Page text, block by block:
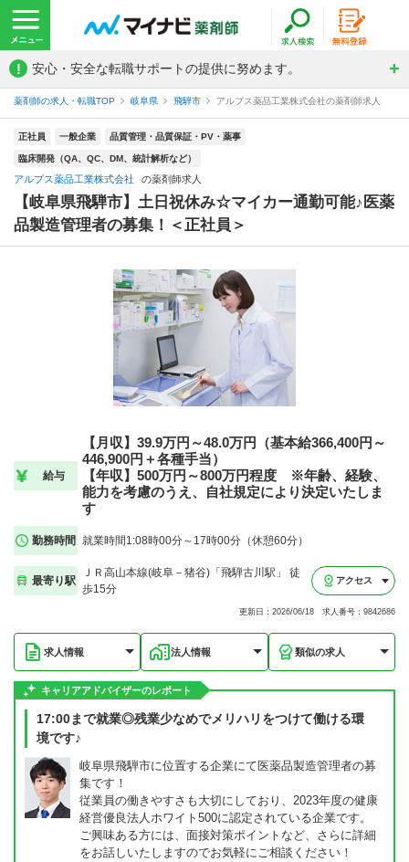
! 安心・安全な転職サポートの提供に努めます。
薬剤師の求人・転職TOP 岐阜県 飛騨市 アルプス薬品工業株式会社の薬剤師求人
正社員 一般企業 品質管理・品質保証・PV・薬事
臨床開発（QA、QC、DM、統計解析など）
アルプス薬品工業株式会社 の薬剤師求人
【岐阜県飛騨市】土日祝休み☆マイカー通勤可能♪医薬
品製造管理者の募集！＜正社員＞
給与
【月収】39.9万円～48.0万円（基本給366,400円～
446,900円＋各種手当）
【年収】500万円～800万円程度 ※年齢、経験、
能力を考慮のうえ、自社規定により決定いたしま
す
勤務時間 就業時間1:08時00分～17時00分（休憩60分）
最寄り駅
ＪＲ高山本線(岐阜－猪谷)「飛騨古川駅」 徒
歩15分
アクセス
更新日：2026/06/18 求人番号：9842686
求人情報 法人情報 類似の求人
キャリアアドバイザーのレポート
17:00まで就業◎残業少なめでメリハリをつけて働ける環
境です♪
岐阜県飛騨市に位置する企業にて医薬品製造管理者の募
集です！
従業員の働きやすさも大切にしており、2023年度の健康
経営優良法人ホワイト500に認定されている企業です。
ご興味ある方には、面接対策ポイントなど、さらに詳細
をお話しいたしますのでお気軽にご相談ください！